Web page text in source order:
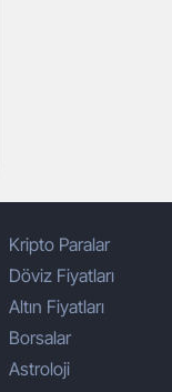
Kripto Paralar
Döviz Fiyatları
Altın Fiyatları
Borsalar
Astroloji